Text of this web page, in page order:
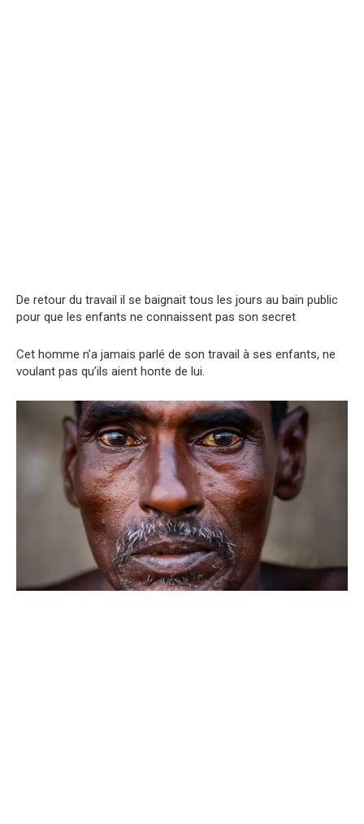
De retour du travail il se baignait tous les jours au bain public
pour que les enfants ne connaissent pas son sеcret
Cet homme n’a jamais parlé de son travail à ses enfants, ne
voulant pas qu’ils aient hontе de lui.